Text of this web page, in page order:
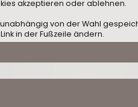
akzeptieren oder ablehnen.
von der Wahl
in der Fußzeile ändern.